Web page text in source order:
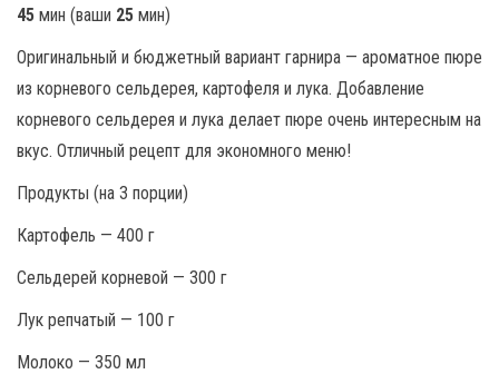
45 мин (ваши 25 мин)
Оригинальный и бюджетный вариант гарнира — ароматное пюре
из корневого сельдерея, картофеля и лука. Добавление
корневого сельдерея и лука делает пюре очень интересным на
вкус. Отличный рецепт для экономного меню!
Продукты (на 3 порции)
Картофель — 400 г
Сельдерей корневой — 300 г
Лук репчатый — 100 г
Молоко — 350 мл